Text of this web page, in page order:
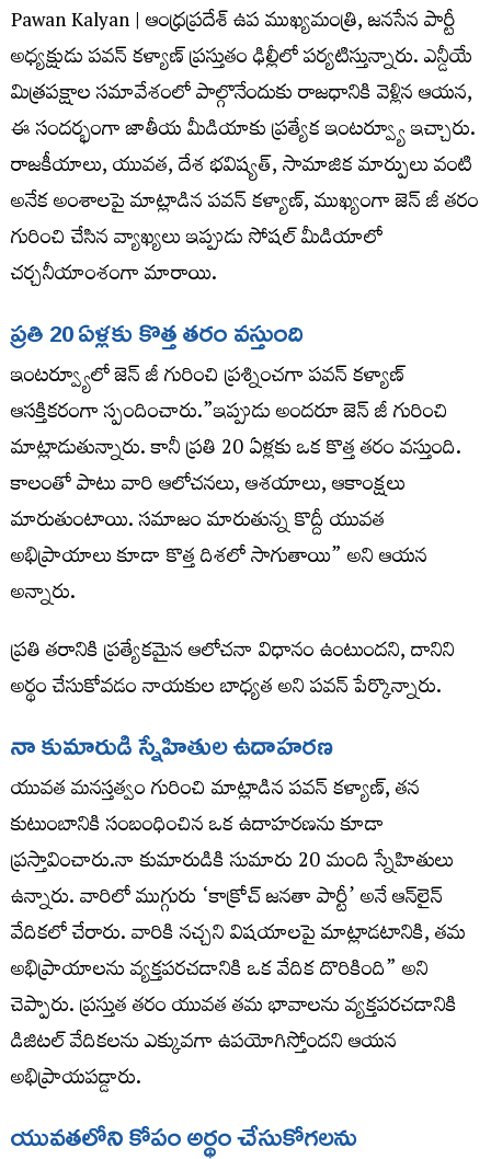
Pawan Kalyan | ఆంధ్రప్రదేశ్ ఉప ముఖ్యమంత్రి, జనసేన పార్టీ
అధ్యక్షుడు పవన్ కళ్యాణ్ ప్రస్తుతం ఢిల్లీలో పర్యటిస్తున్నారు. ఎన్డీయే
మిత్రపక్షాల సమావేశంలో పాల్గొనేందుకు రాజధానికి వెళ్లిన ఆయన,
ఈ సందర్భంగా జాతీయ మీడియాకు ప్రత్యేక ఇంటర్వ్యూ ఇచ్చారు.
రాజకీయాలు, యువత, దేశ భవిష్యత్, సామాజిక మార్పులు వంటి
అనేక అంశాలపై మాట్లాడిన పవన్ కళ్యాణ్, ముఖ్యంగా జెన్ జీ తరం
గురించి చేసిన వ్యాఖ్యలు ఇప్పుడు సోషల్ మీడియాలో
చర్చనీయాంశంగా మారాయి.
ప్రతి 20 ఏళ్లకు కొత్త తరం వస్తుంది
ఇంటర్వ్యూలో జెన్ జీ గురించి ప్రశ్నించగా పవన్ కళ్యాణ్
ఆసక్తికరంగా స్పందించారు.”ఇప్పుడు అందరూ జెన్ జీ గురించి
మాట్లాడుతున్నారు. కానీ ప్రతి 20 ఏళ్లకు ఒక కొత్త తరం వస్తుంది.
కాలంతో పాటు వారి ఆలోచనలు, ఆశయాలు, ఆకాంక్షలు
మారుతుంటాయి. సమాజం మారుతున్న కొద్దీ యువత
అభిప్రాయాలు కూడా కొత్త దిశలో సాగుతాయి” అని ఆయన
అన్నారు.
ప్రతి తరానికి ప్రత్యేకమైన ఆలోచనా విధానం ఉంటుందని, దానిని
అర్థం చేసుకోవడం నాయకుల బాధ్యత అని పవన్ పేర్కొన్నారు.
నా కుమారుడి స్నేహితుల ఉదాహరణ
యువత మనస్తత్వం గురించి మాట్లాడిన పవన్ కళ్యాణ్, తన
కుటుంబానికి సంబంధించిన ఒక ఉదాహరణను కూడా
ప్రస్తావించారు.నా కుమారుడికి సుమారు 20 మంది స్నేహితులు
ఉన్నారు. వారిలో ముగ్గురు ‘కాక్రోచ్ జనతా పార్టీ’ అనే ఆన్‌లైన్
వేదికలో చేరారు. వారికి నచ్చని విషయాలపై మాట్లాడటానికి, తమ
అభిప్రాయాలను వ్యక్తపరచడానికి ఒక వేదిక దొరికింది” అని
చెప్పారు. ప్రస్తుత తరం యువత తమ భావాలను వ్యక్తపరచడానికి
డిజిటల్ వేదికలను ఎక్కువగా ఉపయోగిస్తోందని ఆయన
అభిప్రాయపడ్డారు.
యువతలోని కోపం అర్థం చేసుకోగలను